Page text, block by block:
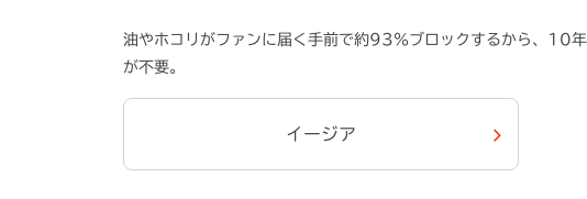
油やホコリがファンに届く手前で約93％ブロックするから、10
が不要。
イージア